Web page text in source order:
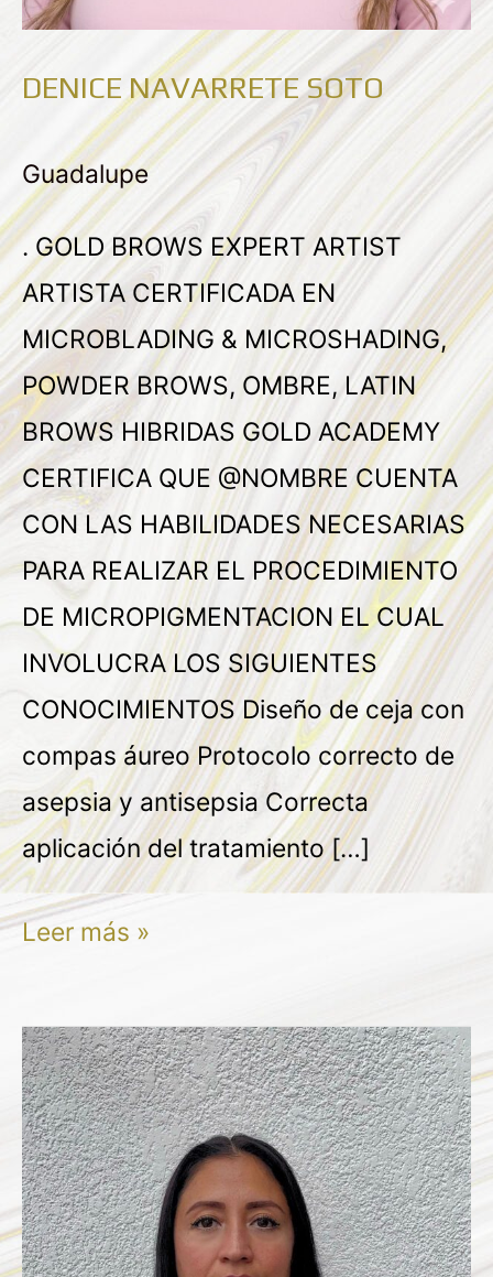
DENICE NAVARRETE SOTO
Guadalupe
. GOLD BROWS EXPERT ARTIST
ARTISTA CERTIFICADA EN
MICROBLADING & MICROSHADING,
POWDER BROWS, OMBRE, LATIN
BROWS HIBRIDAS GOLD ACADEMY
CERTIFICA QUE @NOMBRE CUENTA
CON LAS HABILIDADES NECESARIAS
PARA REALIZAR EL PROCEDIMIENTO
DE MICROPIGMENTACION EL CUAL
INVOLUCRA LOS SIGUIENTES
CONOCIMIENTOS Diseño de ceja con
compas áureo Protocolo correcto de
asepsia y antisepsia Correcta
aplicación del tratamiento […]
Leer más »
AILEEN
JANET
ESPINOSA
TORRES